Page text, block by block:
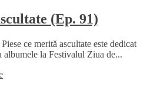
(Ep. 91)
ce merită ascultate este dedicat
albumele la Festivalul Ziua de...